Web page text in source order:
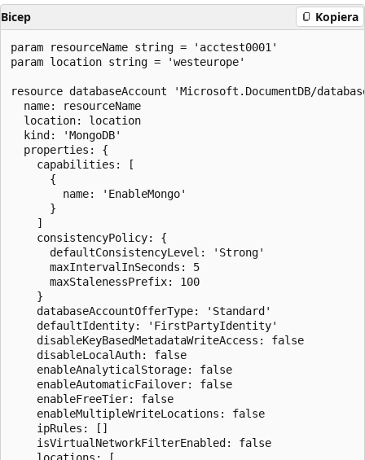
Bicep Kopiera
param resourceName string = 'acctest0001'
param location string = 'westeurope'
resource databaseAccount 'Microsoft.DocumentDB/
  name: resourceName
  location: location
  kind: 'MongoDB'
  properties: {
    capabilities: [
      {
        name: 'EnableMongo'
      }
    ]
    consistencyPolicy: {
      defaultConsistencyLevel: 'Strong'
      maxIntervalInSeconds: 5
      maxStalenessPrefix: 100
    }
    databaseAccountOfferType: 'Standard'
    defaultIdentity: 'FirstPartyIdentity'
    disableKeyBasedMetadataWriteAccess: false
    disableLocalAuth: false
    enableAnalyticalStorage: false
    enableAutomaticFailover: false
    enableFreeTier: false
    enableMultipleWriteLocations: false
    ipRules: []
    isVirtualNetworkFilterEnabled: false
    locations: [